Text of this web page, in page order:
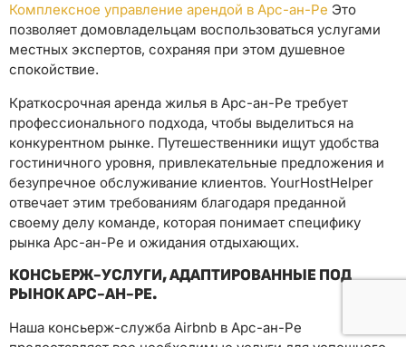
Комплексное управление арендой в Арс-ан-Ре Это
позволяет домовладельцам воспользоваться услугами
местных экспертов, сохраняя при этом душевное
спокойствие.
Краткосрочная аренда жилья в Арс-ан-Ре требует
профессионального подхода, чтобы выделиться на
конкурентном рынке. Путешественники ищут удобства
гостиничного уровня, привлекательные предложения и
безупречное обслуживание клиентов. YourHostHelper
отвечает этим требованиям благодаря преданной
своему делу команде, которая понимает специфику
рынка Арс-ан-Ре и ожидания отдыхающих.
КОНСЬЕРЖ-УСЛУГИ, АДАПТИРОВАННЫЕ ПОД
РЫНОК АРС-АН-РЕ.
Наша консьерж-служба Airbnb в Арс-ан-Ре